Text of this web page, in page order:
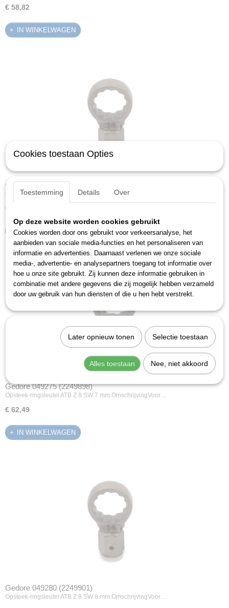
€ 58,82
IN WINKELWAGEN
Gedore 049270 (2249871)
Opsteek-ringsleutel ATB Z 8 SW 6 mm.OmschrijvingVoor…
€ 58,82
IN WINKELWAGEN
Gedore 049275 (2249898)
Opsteek-ringsleutel ATB Z 8 SW 7 mm.OmschrijvingVoor…
€ 62,49
IN WINKELWAGEN
Gedore 049280 (2249901)
Opsteek-ringsleutel ATB Z 8 SW 8 mm.OmschrijvingVoor…
Cookies toestaan Opties
Toestemming Details Over
Op deze website worden cookies gebruikt
Cookies worden door ons gebruikt voor verkeersanalyse, het
aanbieden van sociale media-functies en het personaliseren van
informatie en advertenties. Daarnaast verlenen we onze sociale
media-, advertentie- en analysepartners toegang tot informatie over
hoe u onze site gebruikt. Zij kunnen deze informatie gebruiken in
combinatie met andere gegevens die zij mogelijk hebben verzameld
door uw gebruik van hun diensten of die u hen hebt verstrekt.
Later opnieuw tonen Selectie toestaan
Alles toestaan Nee, niet akkoord